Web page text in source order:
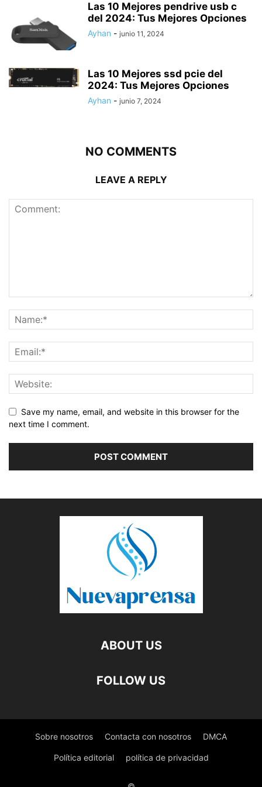
Las 10 Mejores pendrive usb c
del 2024: Tus Mejores Opciones
Ayhan - junio 11, 2024
Las 10 Mejores ssd pcie del
2024: Tus Mejores Opciones
Ayhan - junio 7, 2024
NO COMMENTS
LEAVE A REPLY
Save my name, email, and website in this browser for the
next time I comment.
ABOUT US
FOLLOW US
Sobre nosotros Contacta con nosotros DMCA
Política editorial política de privacidad